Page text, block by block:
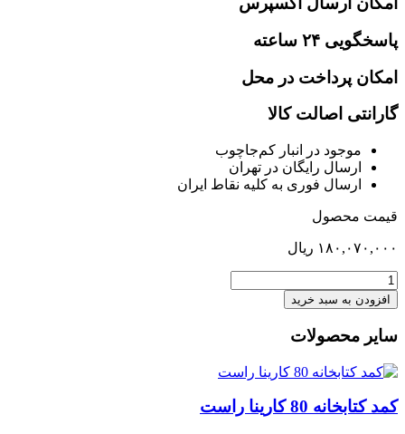
پاسخگویی ۲۴ ساعته
امکان پرداخت در محل
گارانتی اصالت کالا
موجود در انبار کم‌‌جاچوب
ارسال رایگان در تهران
ارسال فوری به کلیه نقاط ایران
قیمت محصول
۱۸۰,۰۷۰,۰۰۰ ریال
متال
عدد
افزودن به سبد خرید
سایر محصولات
کمد کتابخانه 80 کارینا راست